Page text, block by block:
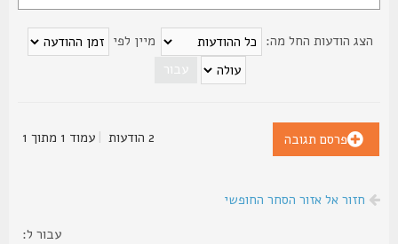
הודעות החל מה: מיין לפי
פרסם תגובה |עמוד1מתוך1
חזור אל אזור הסחר החופשי
עבור ל: